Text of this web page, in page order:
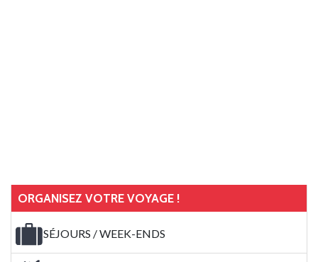
ORGANISEZ VOTRE VOYAGE !
SÉJOURS / WEEK-ENDS